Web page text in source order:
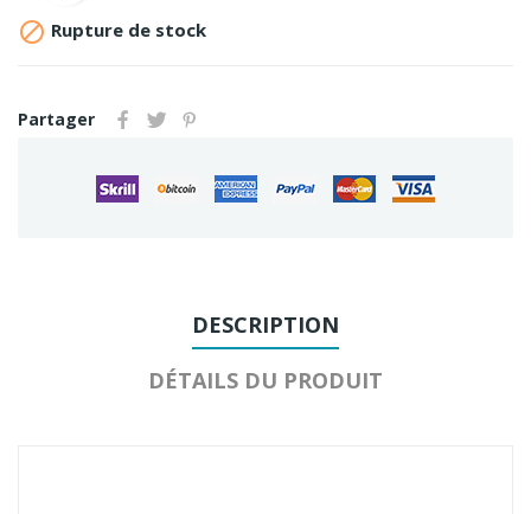
 Rupture de stock
Partager
DESCRIPTION
DÉTAILS DU PRODUIT